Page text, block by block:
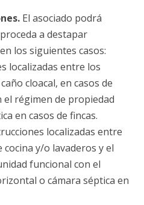
El asociado podrá
a destapar
los siguientes casos:
localizadas entre los
cloacal, en casos de
el régimen de propiedad
en casos de fincas.
localizadas entre
y/o lavaderos y el
funcional con el
o cámara séptica en